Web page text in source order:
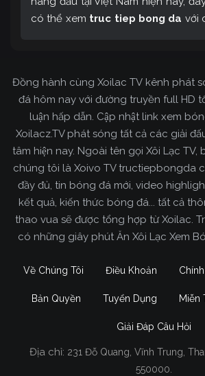
có thể xem truc tiep bong da với
tin về bóng đá cực kỳ bổ ích mỗi
Xoilac TV Trực Tiếp
Đồng hành cùng Xoilac TV kênh phát
đá hôm nay với đường truyền full HD
luận hấp dẫn. Cập nhật link xem
Xoilacz.TV phát sóng tất cả các giải
tâm hiện nay. Ngoài tên gọi Xôi Lạc TV,
chúng tôi là Xoivo TV tructiepbongda
đầy đủ, tin bóng đá mới, video
kết quả, kiến thức bóng đá... tất cả
thao vua sẽ được tổng hợp từ Xoilac.
có những giây phút Ăn Xôi Lạc Xem
Về Chúng Tôi Điều Khoản
Bản Quyền Tuyển Dụng Miễn
Giải Đáp Câu Hỏi
Địa chỉ: 231 Đỗ Quang, Vĩnh Trung,
550000.